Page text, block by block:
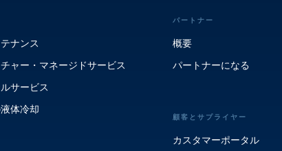
ナンス
ャー・マネージドサービス
サービス
体冷却
パートナー
概要
パートナーになる
顧客とサプライヤー
カスタマーポータル